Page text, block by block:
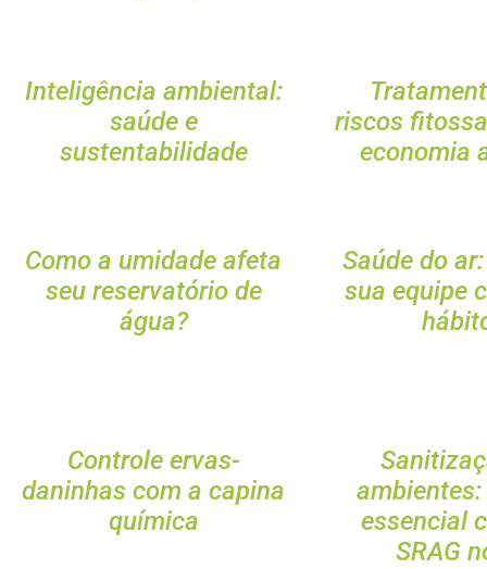
Inteligência ambiental:
saúde e
sustentabilidade
riscos
economia
Como a umidade afeta
seu reservatório de
água?
Saúde do
sua equipe
Controle ervas-
daninhas com a capina
química
essencial
SRAG